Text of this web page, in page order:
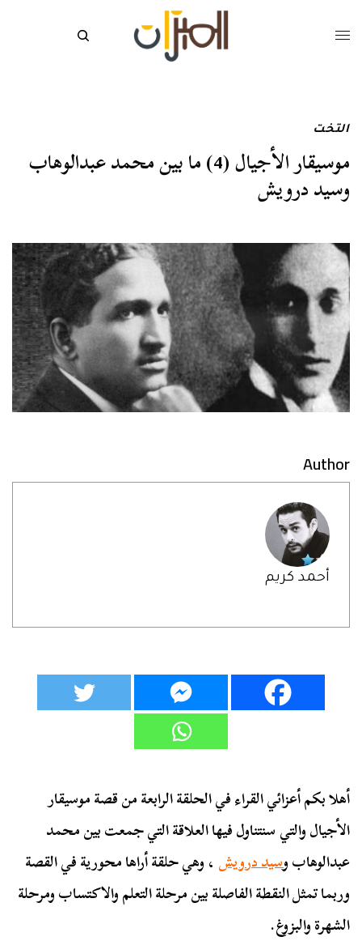
التخت
موسيقار الأجيال (4) ما بين محمد عبدالوهاب
وسيد درويش
Author
أحمد كريم
أهلا بكم أعزائي القراء في الحلقة الرابعة من قصة موسيقار
الأجيال والتي سنتناول فيها العلاقة التي جمعت بين محمد
عبدالوهاب وسيد درويش ، وهي حلقة أراها محورية في القصة
وربما تمثل النقطة الفاصلة بين مرحلة التعلم والاكتساب ومرحلة
الشهرة والبزوغ.